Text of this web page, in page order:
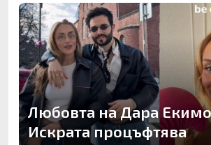
Любовта на Дара
Искрата процъфтява